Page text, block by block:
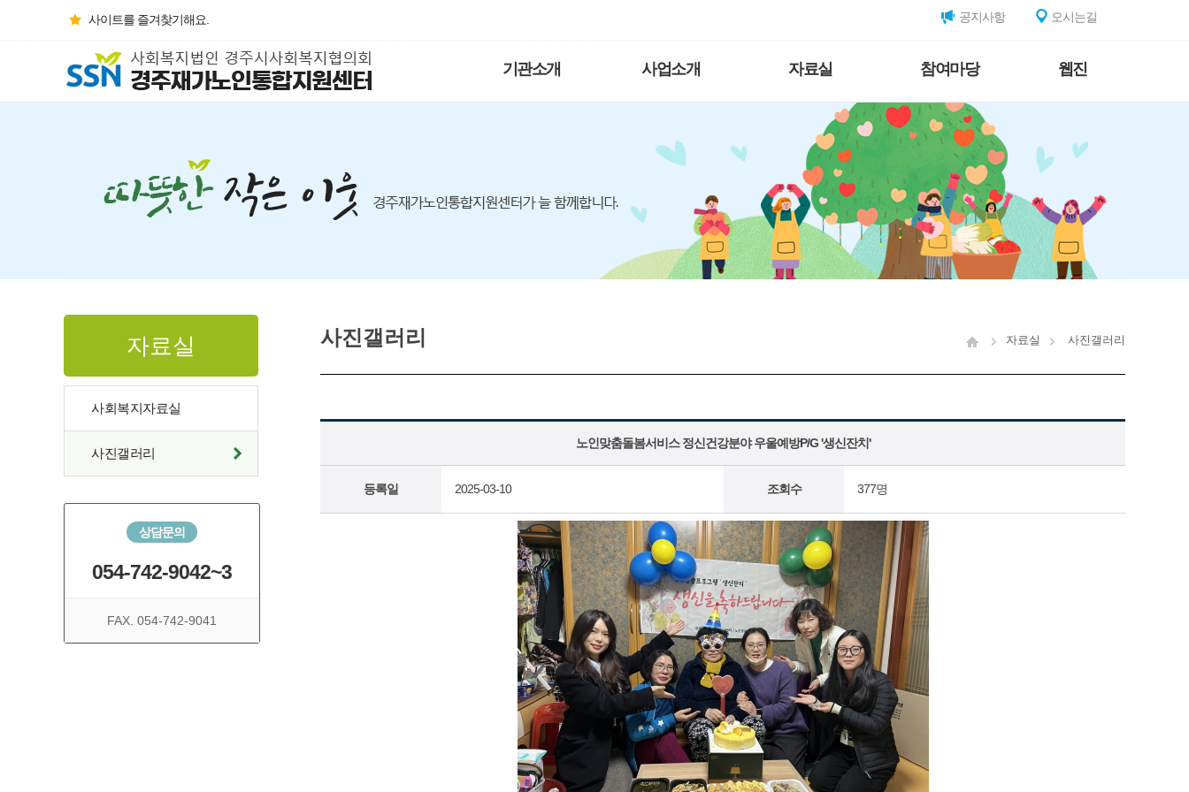
사이트를 즐겨찾기해요. 공지사항 오시는길
기관소개 사업소개 자료실 참여마당 웹진
자료실
사회복지자료실
사진갤러리
상담문의
054-742-9042~3
FAX. 054-742-9041
사진갤러리 자료실 사진갤러리
노인맞춤돌봄서비스 정신건강분야 우울예방P/G '생신잔치'
등록일 2025-03-10 조회수 377명